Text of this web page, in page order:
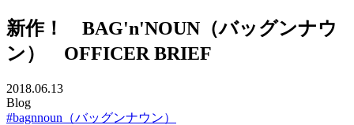
新作！ BAG'n'NOUN（バッグンナウ
ン） OFFICER BRIEF
2018.06.13
Blog
#bagnnoun（バッグンナウン）